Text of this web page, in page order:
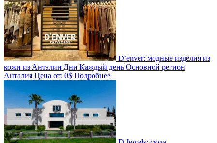
D’enver: модные изделия из
кожи из Анталии Дни Каждый день Основной регион
Анталия Цена от: 0$ Подробнее